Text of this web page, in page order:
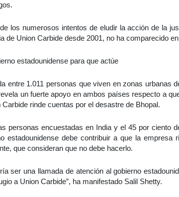
los numerosos intentos de eludir la acción de la
de Union Carbide desde 2001, no ha comparecido
estadounidense para que actúe
entre 1.011 personas que viven en zonas urbanas
un fuerte apoyo en ambos países respecto a
rinde cuentas por el desastre de Bhopal.
personas encuestadas en India y el 45 por ciento
estadounidense debe contribuir a que la
que consideran que no debe hacerlo.
ser una llamada de atención al gobierno
a Union Carbide”, ha manifestado Salil Shetty.